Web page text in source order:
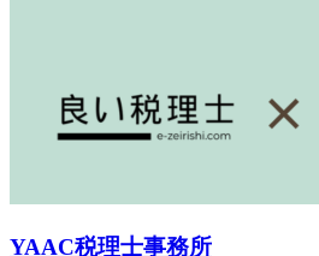
YAAC税理士事務所